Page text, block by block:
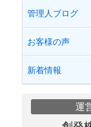
管理人ブログ
お客様の声
新着情報
運